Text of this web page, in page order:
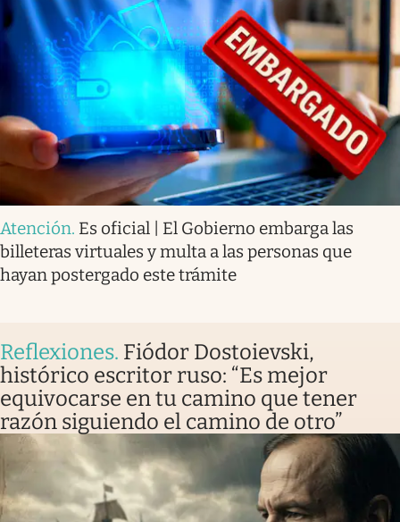
Atención. Es oficial | El Gobierno embarga las
billeteras virtuales y multa a las personas que
hayan postergado este trámite
Reflexiones. Fiódor Dostoievski,
histórico escritor ruso: “Es mejor
equivocarse en tu camino que tener
razón siguiendo el camino de otro”